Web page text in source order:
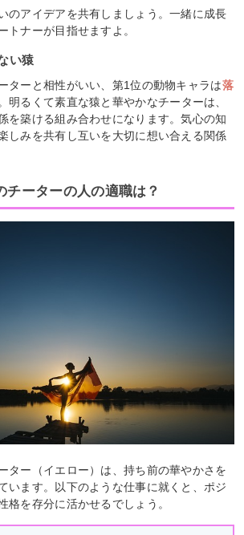
のアイデアを共有しましょう。一緒に成長
トナーが目指せますよ。
い猿
ターと相性がいい、第1位の動物キャラは落
明るくて素直な猿と華やかなチーターは、
を築ける組み合わせになります。気心の知
しみを共有し互いを大切に想い合える関係
チーターの人の適職は？
ター（イエロー）は、持ち前の華やかさを
います。以下のような仕事に就くと、ポジ
格を存分に活かせるでしょう。